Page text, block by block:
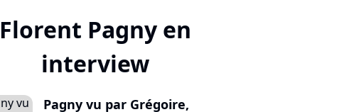
Florent Pagny en
interview
Pagny vu par Grégoire,